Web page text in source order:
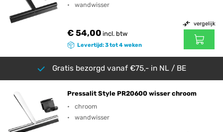
wandwisser
€ 54,00 incl. btw
Levertijd: 3 tot 4 weken
vergelijk
Gratis bezorgd vanaf €75,- in NL / BE
Pressalit Style PR20600 wisser chroom
chroom
wandwisser